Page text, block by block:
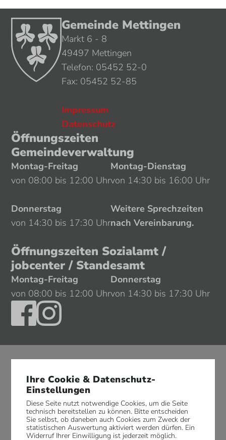
Gemeinde Mettingen
Markt 6 - 8
49497 Mettingen
Telefon: 05452 52-0
Fax: 05452 52-85
Impressum
Datenschutz
Öffnungszeiten
Gemeindeverwaltung
Montag-Freitag
von 08:00 bis 12:00 Uhr
Montag-Dienstag
von 14:30 bis 16:00 Uhr
Donnerstag
von 14:30 bis 17:30 Uhr
Weitere Sprechzeiten
nach Vereinbarung.
Öffnungszeiten Sozialamt /
jobcenter / Standesamt
Montag-Freitag
von 08:00 bis 12:00 Uhr
Donnerstag
von 14:30 bis 17:30 Uhr
Ihre Cookie & Datenschutz-
Einstellungen
Diese Seite nutzt notwendige Cookies, um die Seite
technisch bereitstellen zu können. Bitte entscheiden
Sie selbst, ob daneben auch Cookies zum Zweck der
statistischen Auswertung aktiviert werden dürfen. Ein
Widerruf Ihrer Einwilligung ist jederzeit möglich.